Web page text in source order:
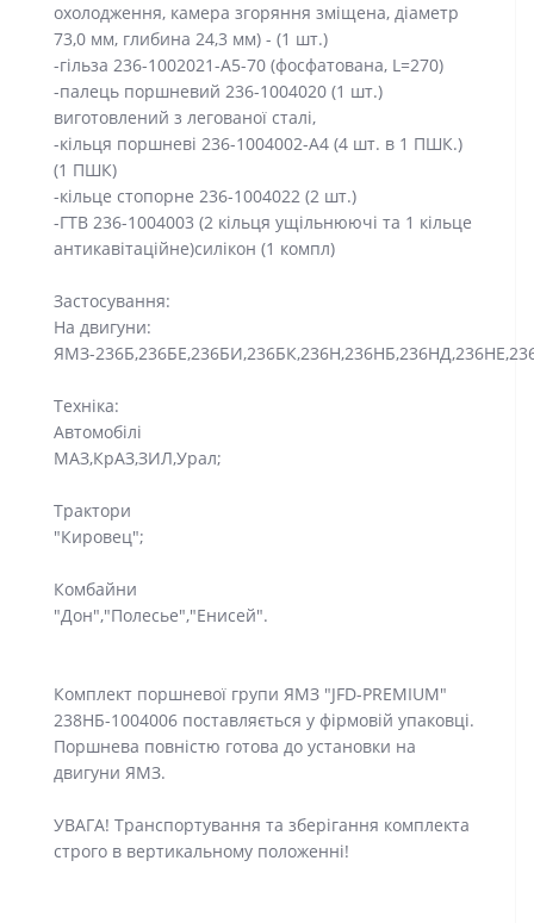
охолодження, камера згоряння зміщена, діаметр
73,0 мм, глибина 24,3 мм) - (1 шт.)
-гільза 236-1002021-А5-70 (фосфатована, L=270)
-палець поршневий 236-1004020 (1 шт.)
виготовлений з легованої сталі,
-кільця поршневі 236-1004002-А4 (4 шт. в 1 ПШК.)
(1 ПШК)
-кільце стопорне 236-1004022 (2 шт.)
-ГТВ 236-1004003 (2 кільця ущільнюючі та 1 кільце
антикавітаційне)силікон (1 компл)
Застосування:
На двигуни:
ЯМЗ-
Техніка:
Автомобілі
МАЗ,КрАЗ,ЗИЛ,Урал;
Трактори
"Кировец";
Комбайни
"Дон","Полесье","Енисей".
Комплект поршневої групи ЯМЗ "JFD-PREMIUM"
238НБ-1004006 поставляється у фірмовій упаковці.
Поршнева повністю готова до установки на
двигуни ЯМЗ.
УВАГА! Транспортування та зберігання комплекта
строго в вертикальному положенні!